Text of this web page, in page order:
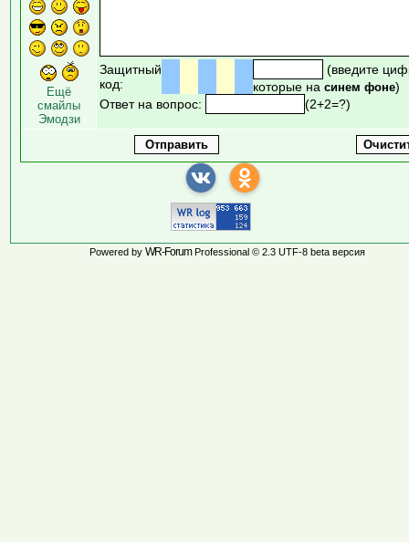
Ещё
смайлы
Эмодзи
Защитный
код:
(введите
которые на синем фоне)
Ответ на вопрос:
(2+2=?)
Powered by WR-ForumProfessional © 2.3 UTF-8 beta версия